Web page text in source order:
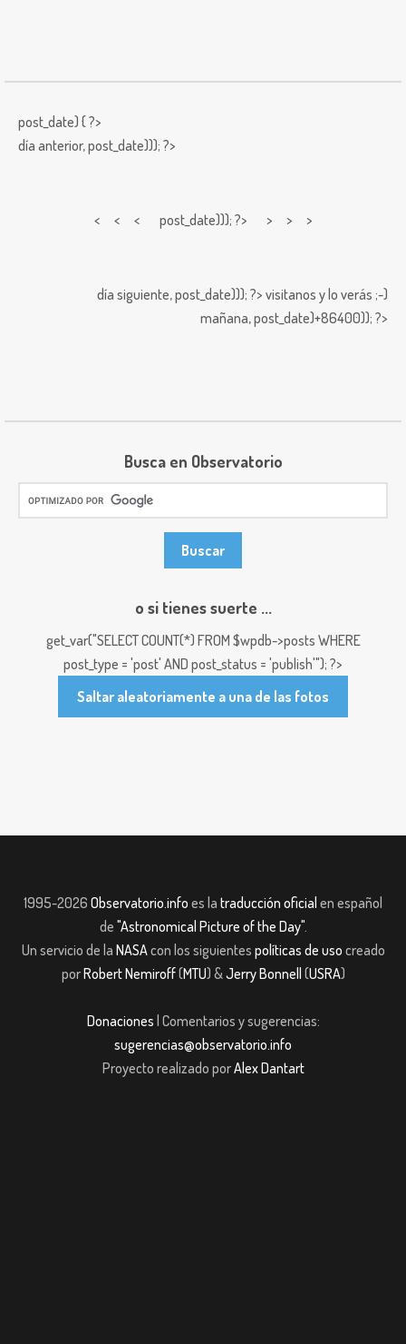
post_date) { ?>
día anterior,post_date))); ?>
< < < post_date))); ?> > > >
día siguiente,post_date))); ?> visitanos y lo verás ;-)
mañana,post_date)+86400)); ?>
Busca en Observatorio
o si tienes suerte ...
get_var("SELECT COUNT(*) FROM $wpdb->posts WHERE
post_type = 'post' AND post_status = 'publish'"); ?>
Saltar aleatoriamente a una de las fotos
1995-2026 Observatorio.info es la traducción oficial en español
de "Astronomical Picture of the Day".
Un servicio de la NASAcon los siguientes políticas de uso creado
porRobert Nemiroff(MTU) &Jerry Bonnell (USRA)
Donaciones | Comentarios y sugerencias:
sugerencias@observatorio.info
Proyecto realizado porAlex Dantart